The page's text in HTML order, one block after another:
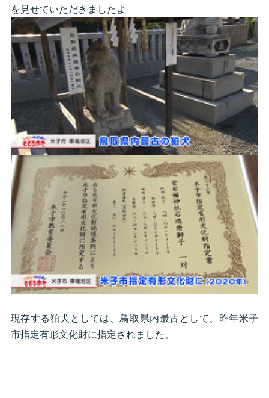
を見せていただきましたよ
現存する狛犬としては、鳥取県内最古として、昨年米子
市指定有形文化財に指定されました。